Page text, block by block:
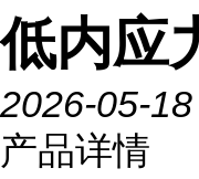
低内应
2026-05-18
产品详情